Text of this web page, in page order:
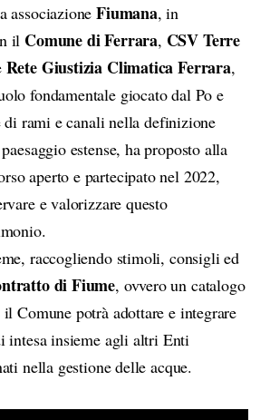
associazioneFiumana, in
il Comune di Ferrara, CSV Terre
Rete Giustizia Climatica Ferrara,
fondamentale giocato dal Po e
rami e canali nella definizione
estense, ha proposto alla
aperto e partecipato nel 2022,
e valorizzare questo
raccogliendo stimoli, consigli ed
di Fiume, ovvero un catalogo
Comune potrà adottare e integrare
intesa insieme agli altri Enti
nella gestione delle acque.